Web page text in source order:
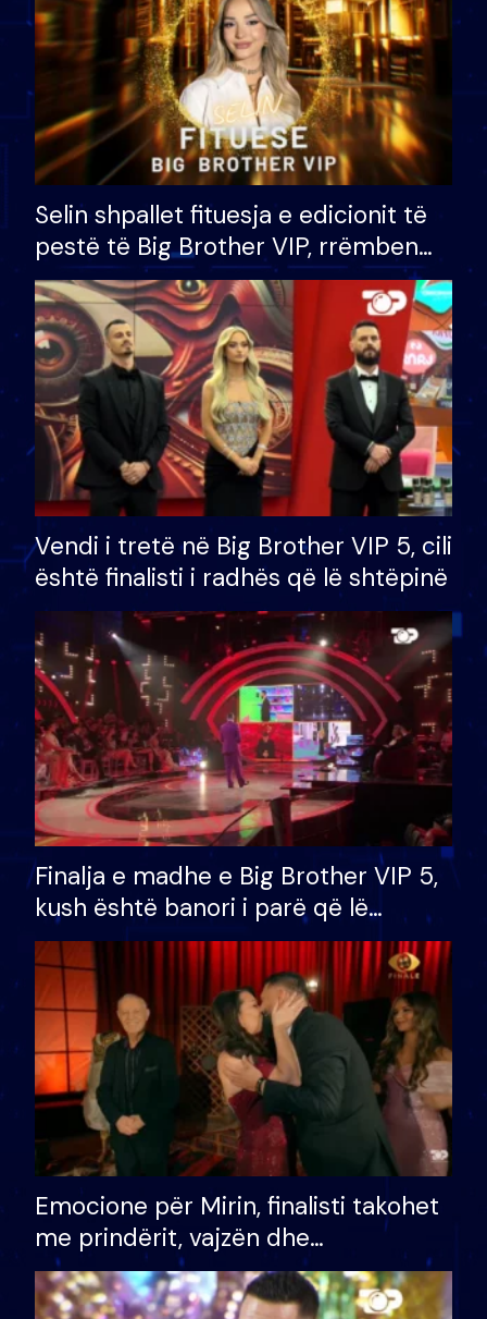
Selin shpallet fituesja e edicionit të
pestë të Big Brother VIP, rrëmben
çmimin e madh prej 100 mijë eurosh
Vendi i tretë në Big Brother VIP 5, cili
është finalisti i radhës që lë shtëpinë
Finalja e madhe e Big Brother VIP 5,
kush është banori i parë që lë
shtëpinë dhe humb mundësinë për
të fituar çmimin e madh
Emocione për Mirin, finalisti takohet
me prindërit, vajzën dhe
bashkëshorten: S’kemi ndonjë letër
divorci apo jo?